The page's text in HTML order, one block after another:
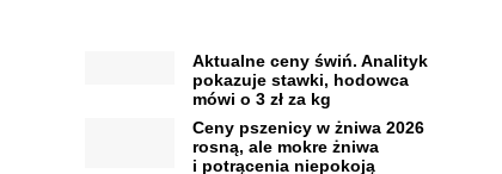
Aktualne ceny świń. Analityk
pokazuje stawki, hodowca
mówi o 3 zł za kg
Ceny pszenicy w żniwa 2026
rosną, ale mokre żniwa
i potrącenia niepokoją